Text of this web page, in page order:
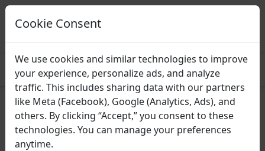
Prospre: Perencana
Makanan
Paket makan berdasarkan makro
4.8
Daging Terbaik untuk
Persiapan Makanan
Cookie Consent
We use cookies and similar technologies to improve
your experience, personalize ads, and analyze
traffic. This includes sharing data with our partners
like Meta (Facebook), Google (Analytics, Ads), and
others. By clicking “Accept,” you consent to these
technologies. You can manage your preferences
anytime.